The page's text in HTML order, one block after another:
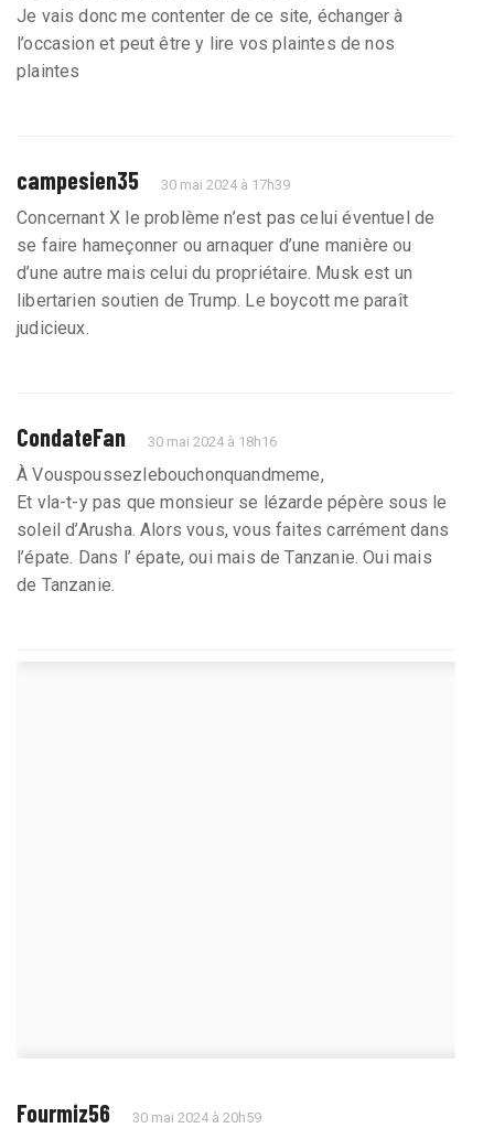
Je vais donc me contenter de ce site, échanger à
l’occasion et peut être y lire vos plaintes de nos
plaintes
campesien35 30 mai 2024 à 17h39
Concernant X le problème n’est pas celui éventuel de
se faire hameçonner ou arnaquer d’une manière ou
d’une autre mais celui du propriétaire. Musk est un
libertarien soutien de Trump. Le boycott me paraît
judicieux.
CondateFan 30 mai 2024 à 18h16
À Vouspoussezlebouchonquandmeme,
Et vla-t-y pas que monsieur se lézarde pépère sous le
soleil d’Arusha. Alors vous, vous faites carrément dans
l’épate. Dans l’ épate, oui mais de Tanzanie. Oui mais
de Tanzanie.
Fourmiz56 30 mai 2024 à 20h59